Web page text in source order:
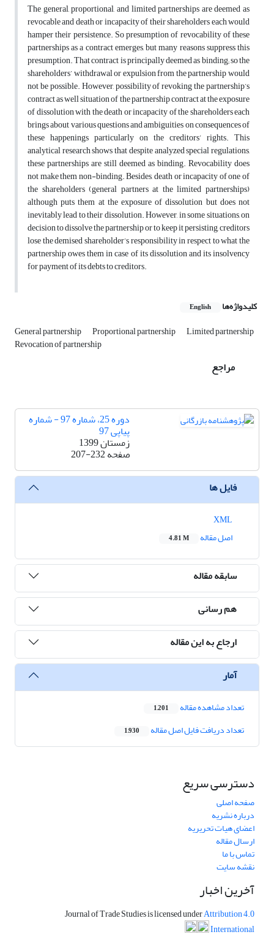
The general, proportional, and limited partnerships are deemed as
revocable and death or incapacity of their shareholders each would
hamper their persistence. So presumption of revocability of these
partnerships as a contract emerges, but many reasons suppress this
presumption. That contract is principally deemed as binding; so the
shareholders’ withdrawal or expulsion from the partnership would
not be possible. However, possibility of revoking the partnership’s
contract as well situation of the partnership contract at the exposure
of dissolution with the death or incapacity of the shareholders each
brings about various questions and ambiguities on consequences of
these happenings particularly on the creditors’ rights. This
analytical research shows that despite analyzed special regulations,
these partnerships are still deemed as binding. Revocability does
not make them non-binding. Besides, death or incapacity of one of
the shareholders (general partners at the limited partnerships)
although puts them at the exposure of dissolution but does not
inevitably lead to their dissolution. However, in some situations, on
decision to dissolve the partnership or to keep it persisting, creditors
lose the demised shareholder’s responsibility in respect to what the
partnership owes them in case of its dissolution and its insolvency
for payment of its debts to creditors.
کلیدواژه‌ها English
General partnership Proportional partnership Limited partnership
Revocation of partnership
مراجع
دوره 25، شماره 97 - شماره
پیاپی 97
زمستان 1399
صفحه207-232
فایل ها
اصل مقاله
4.81 M
سابقه مقاله
هم رسانی
ارجاع به این مقاله
آمار
تعداد مشاهده مقاله 1,201
تعداد دریافت فایل اصل مقاله 1,930
دسترسی سریع
صفحه اصلی
درباره نشریه
اعضای هیات تحریریه
ارسال مقاله
تماس با ما
نقشه سایت
آخرین اخبار
Journal of Trade Studies is licensed underAttribution 4.0
International